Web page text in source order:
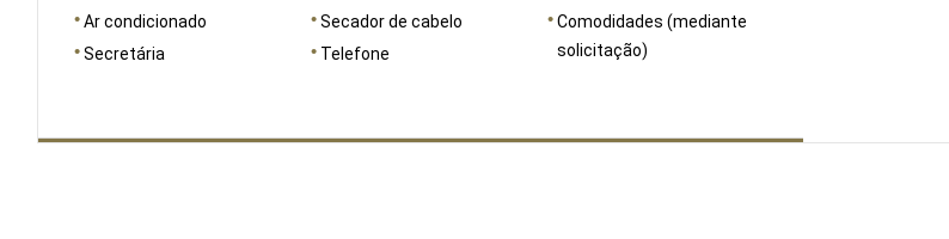
Ar condicionado
Secretária
Secador de cabelo
Telefone
Comodidades (mediante
solicitação)